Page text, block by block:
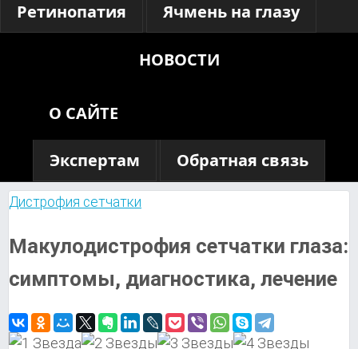
Ретинопатия
Ячмень на глазу
НОВОСТИ
О САЙТЕ
Экспертам Обратная связь
Дистрофия сетчатки
Макулодистрофия сетчатки глаза:
симптомы, диагностика, лечение